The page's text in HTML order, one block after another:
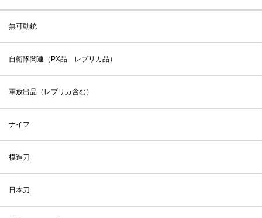
無可動銃
自衛隊関連（PX品 レプリカ品）
軍放出品（レプリカ含む）
ナイフ
模造刀
日本刀